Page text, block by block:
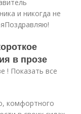
и никогда не
в прозе
! Показать все
комфортного